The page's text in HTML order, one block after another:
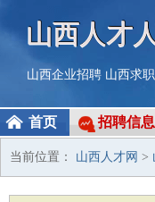
山西人才
山西企业招聘 山西求
首页 招聘信息
当前位置： 山西人才网 >